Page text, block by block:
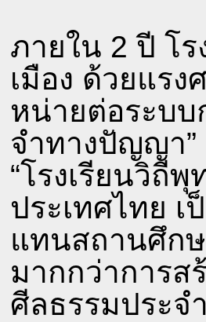
ภายใน 2 ปี โ
เมือง ด้วยแร
หน่ายต่อระบบ
จำทางปัญญา”
“โรงเรียนวิถี
ประเทศไทย
แทนสถานศึก
มากกว่าการส
ศีลธรรมประจ